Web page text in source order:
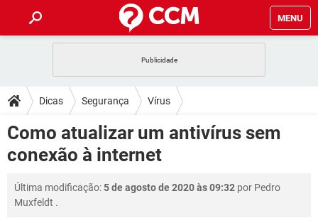
MENU
CELULAR FACEBOOK
OUTLOOK EXCEL
INSTAGRAM
DICAS
JOGOS WHATSAPP
CELULAR FACEBOOK
INSTAGRAM GMAIL
DOWNLOADS
JOGOS
OUTLOOK
FÓRUM
JOGOS WHATSAPP
GLOSSÁRIO
Dicas Segurança Vírus
Como atualizar um antivírus sem
conexão à internet
Última modificação:5 de agosto de 2020 às 09:32 por Pedro
Muxfeldt .